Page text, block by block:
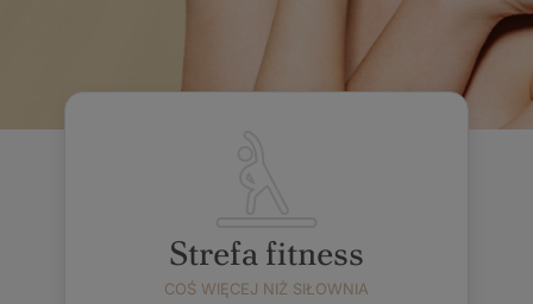
Strefa fitness
COŚ WIĘCEJ NIŻ SIŁOWNIA